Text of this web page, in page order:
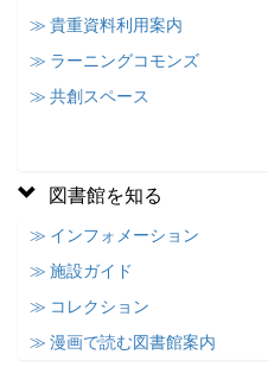
≫ 貴重資料利用案内
≫ ラーニングコモンズ
≫ 共創スペース
図書館を知る
≫ インフォメーション
≫ 施設ガイド
≫ コレクション
≫ 漫画で読む図書館案内